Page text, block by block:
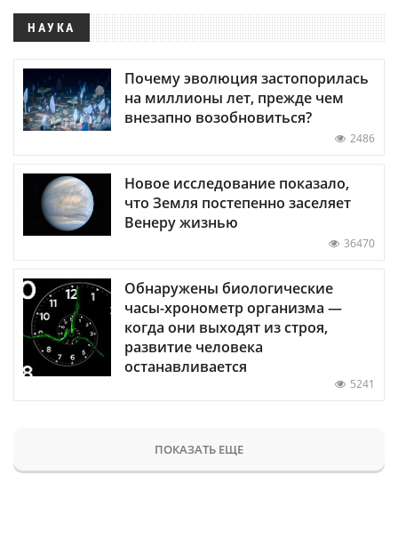
НАУКА
Почему эволюция застопорилась
на миллионы лет, прежде чем
внезапно возобновиться?
2486
Новое исследование показало,
что Земля постепенно заселяет
Венеру жизнью
36470
Обнаружены биологические
часы-хронометр организма —
когда они выходят из строя,
развитие человека
останавливается
5241
ПОКАЗАТЬ ЕЩЕ